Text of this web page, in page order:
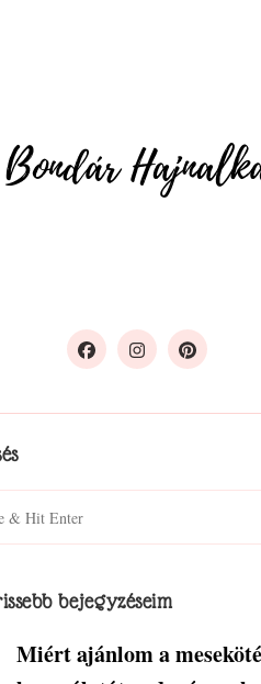
bejegyzéseim
Miért ajánlom a